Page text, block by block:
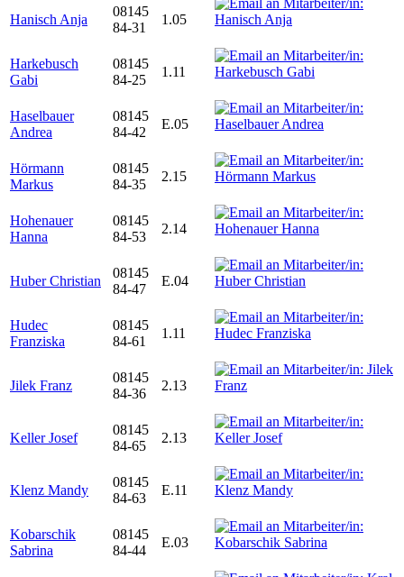
Hanisch Anja
08145
84-31
1.05
Harkebusch
Gabi
08145
84-25
1.11
Haselbauer
Andrea
08145
84-42
E.05
Hörmann
Markus
08145
84-35
2.15
Hohenauer
Hanna
08145
84-53
2.14
Huber Christian
08145
84-47
E.04
Hudec
Franziska
08145
84-61
1.11
Jilek Franz
08145
84-36
2.13
Keller Josef
08145
84-65
2.13
Klenz Mandy
08145
84-63
E.11
Kobarschik
Sabrina
08145
84-44
E.03